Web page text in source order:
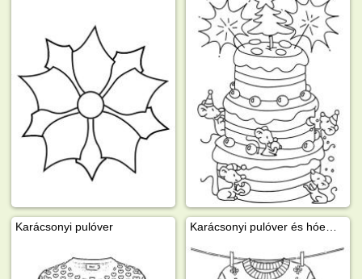
Karácsonyi pulóver Karácsonyi pulóver és hóember